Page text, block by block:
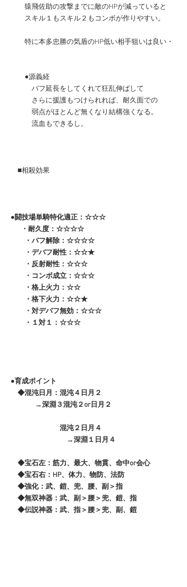
猿飛佐助の攻撃までに敵のHPが減っていると
スキル１もスキル２もコンボが作りやすい。
特に本多忠勝の気盾のHP低い相手狙いは良い・
●源義経
バフ延長をしてくれて狂乱伸ばして
さらに援護もつけられれば、耐久面での
弱点がほとんど無くなり結構強くなる。
流血もできるし。
■相殺効果
●闘技場単騎特化適正：☆☆☆
・耐久度：☆☆☆☆
・バフ解除：☆☆☆☆
・デバフ耐性：☆☆★
・反射耐性：☆☆☆
・コンボ成立：☆☆☆
・格上火力：☆☆
・格下火力：☆☆★
・対デバフ無効：☆☆☆
・１対１：☆☆☆
●育成ポイント
◆混沌日月：混沌４日月２
              →深淵３混沌２or日月２
混沌２日月４
→深淵１日月４
◆宝石左：筋力、最大、物貫、命中or会心
◆宝石右：HP、体力、物防、法防
◆強化：武、鎧、兜、腰、副＞指
◆無双神器：武、副＞腰＞兜、鎧、指
◆伝説神器：武、指＞腰＞兜、副、鎧